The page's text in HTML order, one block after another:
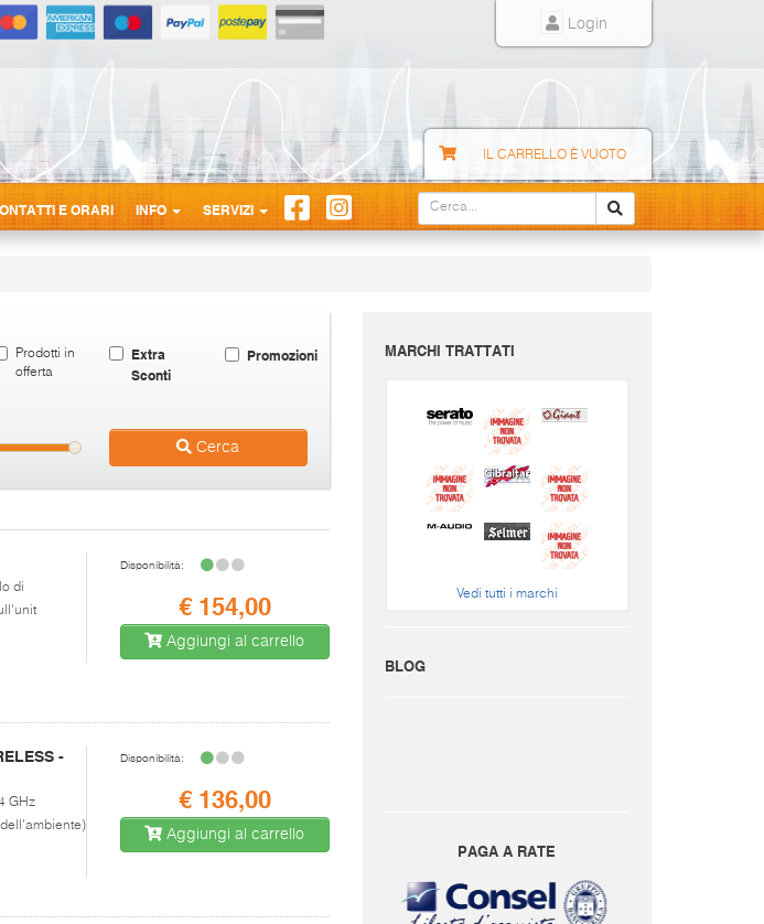
Login
IL CARRELLO È VUOTO
E ORARI INFO SERVIZI
Prodotti in
offerta
Extra
Sconti
Promozioni
Cerca
di
Disponibilità:
€ 154,00
Aggiungi al carrello
-
GHz
Disponibilità:
€ 136,00
Aggiungi al carrello
MARCHI TRATTATI
Vedi tutti i marchi
BLOG
PAGA A RATE